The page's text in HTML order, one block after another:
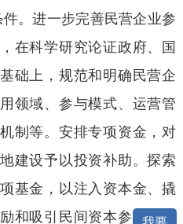
。进一步完善民营企业参
在科学研究论证政府、国
础上，规范和明确民营企
领域、参与模式、运营管
制等。安排专项资金，对
建设予以投资补助。探索
基金，以注入资本金、撬
和吸引民间资本参与国土